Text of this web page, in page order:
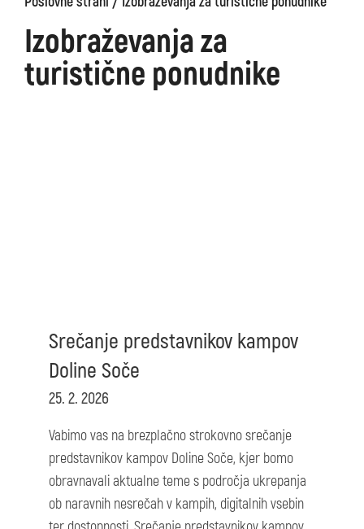
Izobraževanja za
turistične ponudnike
Srečanje predstavnikov kampov
Doline Soče
25. 2. 2026
Vabimo vas na brezplačno strokovno srečanje
predstavnikov kampov Doline Soče, kjer bomo
obravnavali aktualne teme s področja ukrepanja
ob naravnih nesrečah v kampih, digitalnih vsebin